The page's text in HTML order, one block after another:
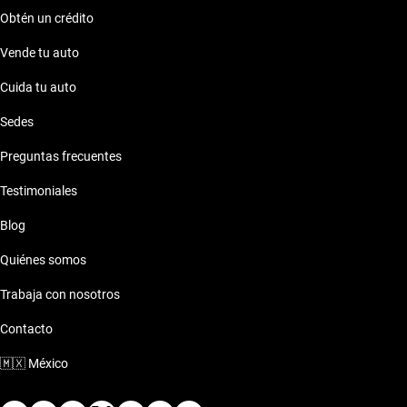
Obtén un crédito
Vende tu auto
Cuida tu auto
Sedes
Preguntas frecuentes
Testimoniales
Blog
Quiénes somos
Trabaja con nosotros
Contacto
🇲🇽 México